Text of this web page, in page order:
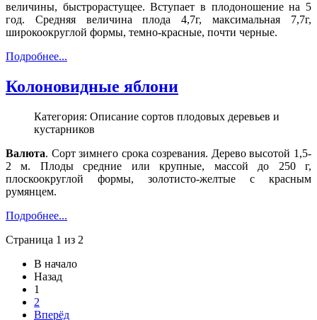
величины, быстрорастущее. Вступает в плодоношение на 5
год. Средняя величина плода 4,7г, максимальная 7,7г,
широкоокруглой формы, темно-красные, почти черные.
Подробнее...
Колоновидные яблони
Категория: Описание сортов плодовых деревьев и
кустарников
Валюта. Сорт зимнего срока созревания. Дерево высотой 1,5-
2 м. Плоды средние или крупные, массой до 250 г,
плоскоокруглой формы, золотисто-желтые с красным
румянцем.
Подробнее...
Страница 1 из 2
В начало
Назад
1
2
Вперёд